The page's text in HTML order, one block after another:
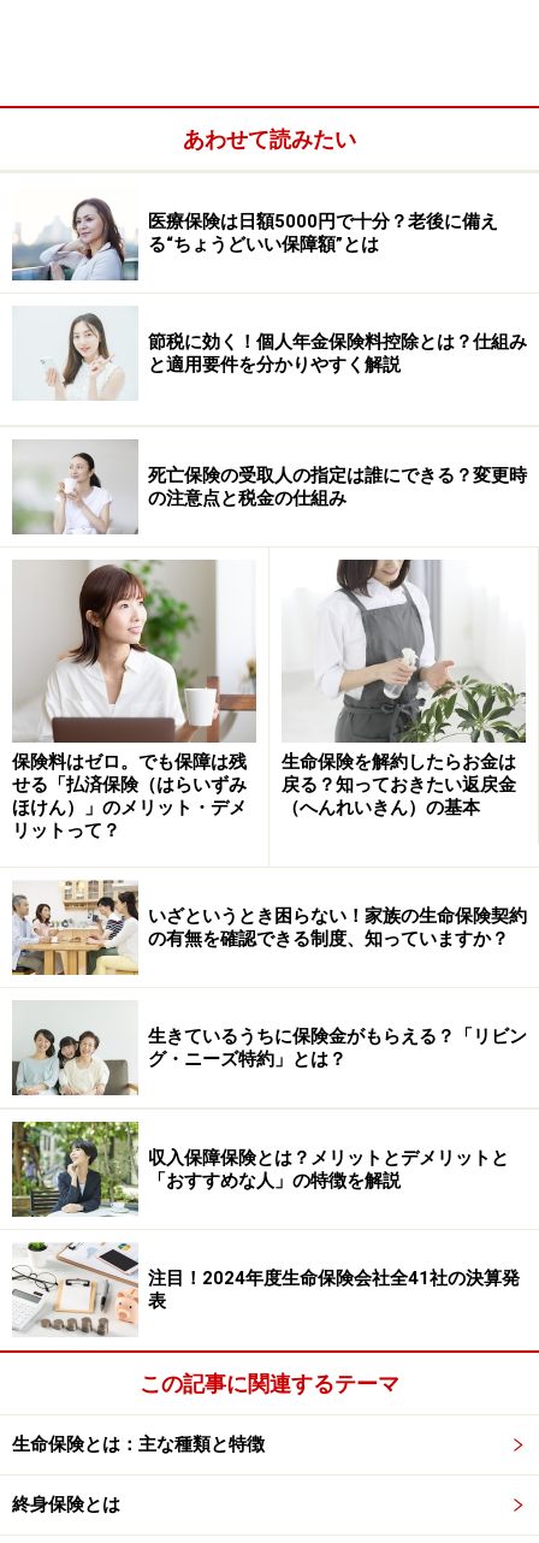
一般的に、解約返戻金があるのは「貯蓄性のある保険」
で、終身保険、養老保険、学資保険などがその代表で
す。一方、掛け捨て型の保険（例：定期保険や医療保険
など）では、解約返戻金がないか、あってもごくわずか
です。
解約返戻金の返戻率とは？
解約返戻金の「返戻率」とは、これまでに支払った保険
料の合計に対して、解約するとどれくらいのお金が戻っ
てくるかを示す割合のことです。
例えば、返戻率が100％なら「払った保険料と同じ金額
が戻ってくる」、80％なら「払った保険料の8割が戻っ
てくる」、という意味になります。
返戻率は、次の式で計算できます。
・解約返戻金÷払込保険料の総額×100（％）
一般的に、保険を早い段階で解約すると、保険会社が手
数料や経費を差し引くため返戻率はわずかという場合が
多いです。しかし、長期間継続していた保険を解約した
場合は、100％を超える（支払った保険料より多く戻
る）契約もあります。
解約手続きを行うときの2つの注意点
生命保険を解約してお金（解約返戻金）を受け取るとき
は、以下の2つのポイントに注意しましょう。
●解約手続きを行うときの注意点1：解約返戻金だけでな
あわせて読みたい
医療保険は日額5000円で十分？老後に備え
る“ちょうどいい保障額”とは
節税に効く！個人年金保険料控除とは？仕組み
と適用要件を分かりやすく解説
死亡保険の受取人の指定は誰にできる？変更時
の注意点と税金の仕組み
保険料はゼロ。でも保障は残
せる「払済保険（はらいずみ
ほけん）」のメリット・デメ
リットって？
生命保険を解約したらお金は
戻る？知っておきたい返戻金
（へんれいきん）の基本
いざというとき困らない！家族の生命保険契約
の有無を確認できる制度、知っていますか？
生きているうちに保険金がもらえる？「リビン
グ・ニーズ特約」とは？
収入保障保険とは？メリットとデメリットと
「おすすめな人」の特徴を解説
注目！2024年度生命保険会社全41社の決算発
表
この記事に関連するテーマ
生命保険とは：主な種類と特徴
終身保険とは